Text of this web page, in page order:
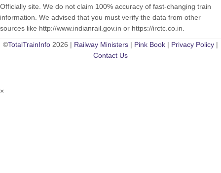
Officially site. We do not claim 100% accuracy of fast-changing train
information. We advised that you must verify the data from other
sources like http://www.indianrail.gov.in or https://irctc.co.in.
©TotalTrainInfo 2026 | Railway Ministers | Pink Book | Privacy Policy |
Contact Us
×